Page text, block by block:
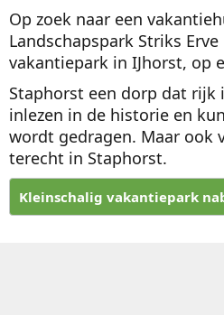
Op zoek naar een
Landschapspark Striks
vakantiepark in IJhorst, op
Staphorst een dorp dat
inlezen in de historie en
wordt gedragen. Maar ook
terecht in Staphorst.
Kleinschalig vakantiepark